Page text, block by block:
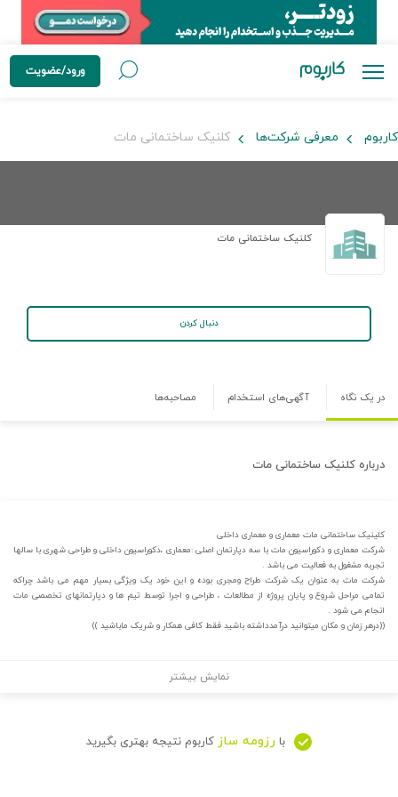
ورود/عضویت
کاربوم معرفی شرکت‌ها کلنیک ساختمانی مات
کلنیک ساختمانی مات
دنبال کردن
در یک نگاه آگهی‌های استخدام مصاحبه‌ها
درباره کلنیک ساختمانی مات
کلینیک ساختمانی مات معماری و معماری داخلی
شرکت معماری و دکوراسیون مات با سه دپارتمان اصلی :معماری ،دکوراسیون داخلی و طراحی شهری با سالها
تجربه مشغول به فعالیت می باشد .
شرکت مات به عنوان یک شرکت طراح ومجری بوده و این خود یک ویژگی بسیار مهم می باشد چراکه
تمامی مراحل شروع و پایان پروژه از مطالعات ، طراحی و اجرا توسط تیم ها و دپارتمانهای تخصصی مات
انجام می شود .
((درهر زمان و مکان میتوانید درآمدداشته باشید فقط کافی همکار و شریک ماباشید ))
نمایش بیشتر
با رزومه ساز کاربوم نتیجه بهتری بگیرید